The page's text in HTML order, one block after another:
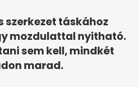
szerkezet táskához
mozdulattal nyitható.
sem kell, mindkét
marad.